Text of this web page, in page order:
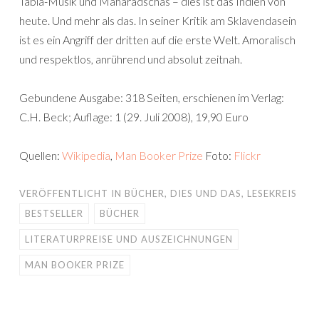
heute. Und mehr als das. In seiner Kritik am Sklavendasein
ist es ein Angriff der dritten auf die erste Welt. Amoralisch
und respektlos, anrührend und absolut zeitnah.
Gebundene Ausgabe: 318 Seiten, erschienen im Verlag:
C.H. Beck; Auflage: 1 (29. Juli 2008), 19,90 Euro
Quellen: Wikipedia, Man Booker Prize Foto: Flickr
VERÖFFENTLICHT IN BÜCHER, DIES UND DAS, LESEKREIS
BESTSELLER
BÜCHER
LITERATURPREISE UND AUSZEICHNUNGEN
MAN BOOKER PRIZE